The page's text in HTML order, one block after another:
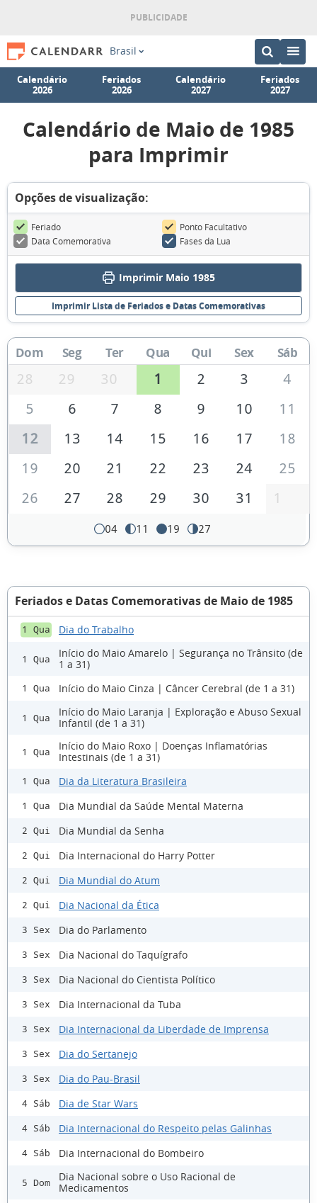
Brasil
Calendário
2026
Feriados
2026
Calendário
2027
Feriados
2027
Calendário de Maio de 1985
para Imprimir
Opções de visualização:
Feriado
Ponto Facultativo
Data Comemorativa
Fases da Lua
Imprimir Maio 1985
Imprimir Lista de Feriados e Datas Comemorativas
Dom Seg Ter Qua Qui Sex Sáb
28 29 30 1 2 3
4
5
6 7 8 9 10
11
12
13 14 15 16 17
18
19
20 21 22 23 24
25
26
27 28 29 30 31 1
04 11 19 27
Feriados e Datas Comemorativas de Maio de 1985
1 Qua Dia do Trabalho
1 Qua
Início do Maio Amarelo | Segurança no Trânsito (de
1 a 31)
1 Qua Início do Maio Cinza | Câncer Cerebral (de 1 a 31)
1 Qua
Início do Maio Laranja | Exploração e Abuso Sexual
Infantil (de 1 a 31)
1 Qua
Início do Maio Roxo | Doenças Inflamatórias
Intestinais (de 1 a 31)
1 Qua Dia da Literatura Brasileira
1 Qua Dia Mundial da Saúde Mental Materna
2 Qui Dia Mundial da Senha
2 Qui Dia Internacional do Harry Potter
2 Qui Dia Mundial do Atum
2 Qui Dia Nacional da Ética
3 Sex Dia do Parlamento
3 Sex Dia Nacional do Taquígrafo
3 Sex Dia Nacional do Cientista Político
3 Sex Dia Internacional da Tuba
3 Sex Dia Internacional da Liberdade de Imprensa
3 Sex Dia do Sertanejo
3 Sex Dia do Pau-Brasil
4 Sáb Dia de Star Wars
4 Sáb Dia Internacional do Respeito pelas Galinhas
4 Sáb Dia Internacional do Bombeiro
5 Dom
Dia Nacional sobre o Uso Racional de
Medicamentos